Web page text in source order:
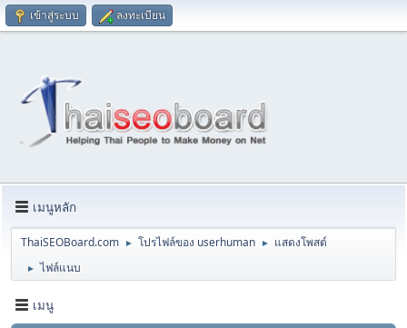
เข้าสู่ระบบ ลงทะเบียน
เมนูหลัก
ThaiSEOBoard.com ► โปรไฟล์ของ userhuman ► แสดงโพสต์
► ไฟล์แนบ
เมนู